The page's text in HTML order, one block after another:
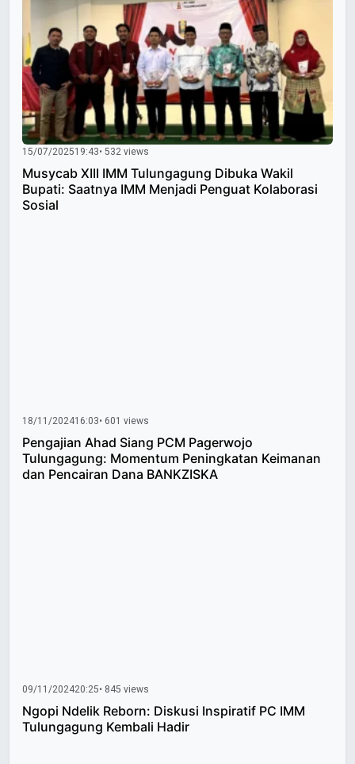
15/07/202519:43• 532 views
Musycab XIII IMM Tulungagung Dibuka Wakil
Bupati: Saatnya IMM Menjadi Penguat Kolaborasi
Sosial
18/11/202416:03• 601 views
Pengajian Ahad Siang PCM Pagerwojo
Tulungagung: Momentum Peningkatan Keimanan
dan Pencairan Dana BANKZISKA
09/11/202420:25• 845 views
Ngopi Ndelik Reborn: Diskusi Inspiratif PC IMM
Tulungagung Kembali Hadir